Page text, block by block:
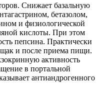
Снижает базальную
бетазолом,
и физиологической
кислоты. При этом
пепсина. Практически
и после приема пищи.
активность
в портальной
антиандрогенного